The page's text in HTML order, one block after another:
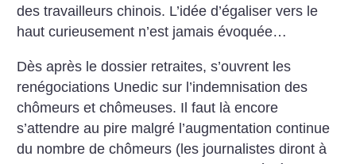
des travailleurs chinois. L’idée d’égaliser vers le
haut curieusement n’est jamais évoquée…
Dès après le dossier retraites, s’ouvrent les
renégociations Unedic sur l’indemnisation des
chômeurs et chômeuses. Il faut là encore
s’attendre au pire malgré l’augmentation continue
du nombre de chômeurs (les journalistes diront à